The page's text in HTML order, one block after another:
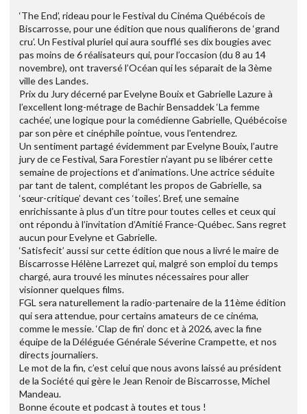
‘The End’, rideau pour le Festival du Cinéma Québécois de
Biscarrosse, pour une édition que nous qualifierons de ‘grand
cru’. Un Festival pluriel qui aura soufflé ses dix bougies avec
pas moins de 6 réalisateurs qui, pour l’occasion (du 8 au 14
novembre), ont traversé l’Océan qui les séparait de la 3ème
ville des Landes.
Prix du Jury décerné par Evelyne Bouix et Gabrielle Lazure à
l’excellent long-métrage de Bachir Bensaddek ‘La femme
cachée’, une logique pour la comédienne Gabrielle, Québécoise
par son père et cinéphile pointue, vous l'entendrez.
Un sentiment partagé évidemment par Evelyne Bouix, l’autre
jury de ce Festival, Sara Forestier n’ayant pu se libérer cette
semaine de projections et d’animations. Une actrice séduite
par tant de talent, complétant les propos de Gabrielle, sa
‘sœur-critique’ devant ces ‘toiles’. Bref, une semaine
enrichissante à plus d’un titre pour toutes celles et ceux qui
ont répondu à l’invitation d’Amitié France-Québec. Sans regret
aucun pour Evelyne et Gabrielle.
‘Satisfecit’ aussi sur cette édition que nous a livré le maire de
Biscarrosse Hélène Larrezet qui, malgré son emploi du temps
chargé, aura trouvé les minutes nécessaires pour aller
visionner quelques films.
FGL sera naturellement la radio-partenaire de la 11ème édition
qui sera attendue, pour certains amateurs de ce cinéma,
comme le messie. ‘Clap de fin’ donc et à 2026, avec la fine
équipe de la Déléguée Générale Séverine Crampette, et nos
directs journaliers.
Le mot de la fin, c’est celui que nous avons laissé au président
de la Société qui gère le Jean Renoir de Biscarrosse, Michel
Mandeau.
Bonne écoute et podcast à toutes et tous !